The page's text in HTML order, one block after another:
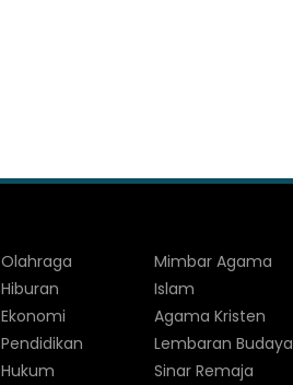
Olahraga
Hiburan
Ekonomi
Pendidikan
Hukum
Mimbar Agama
Islam
Agama Kristen
Lembaran Budaya
Sinar Remaja